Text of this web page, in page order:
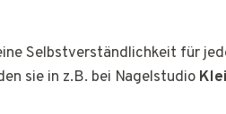
Selbstverständlichkeit für
sie in z.B. bei Nagelstudio